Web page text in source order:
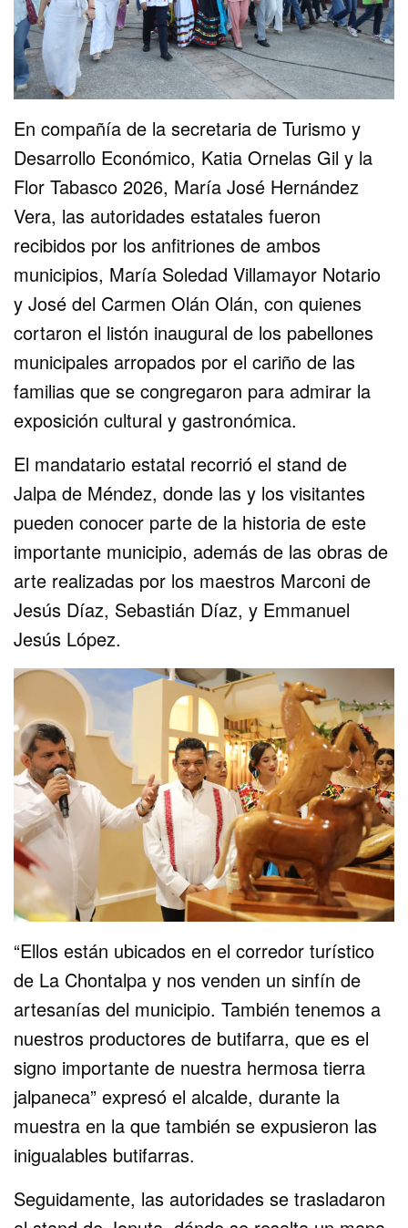
En compañía de la secretaria de Turismo y
Desarrollo Económico, Katia Ornelas Gil y la
Flor Tabasco 2026, María José Hernández
Vera, las autoridades estatales fueron
recibidos por los anfitriones de ambos
municipios, María Soledad Villamayor Notario
y José del Carmen Olán Olán, con quienes
cortaron el listón inaugural de los pabellones
municipales arropados por el cariño de las
familias que se congregaron para admirar la
exposición cultural y gastronómica.
El mandatario estatal recorrió el stand de
Jalpa de Méndez, donde las y los visitantes
pueden conocer parte de la historia de este
importante municipio, además de las obras de
arte realizadas por los maestros Marconi de
Jesús Díaz, Sebastián Díaz, y Emmanuel
Jesús López.
“Ellos están ubicados en el corredor turístico
de La Chontalpa y nos venden un sinfín de
artesanías del municipio. También tenemos a
nuestros productores de butifarra, que es el
signo importante de nuestra hermosa tierra
jalpaneca” expresó el alcalde, durante la
muestra en la que también se expusieron las
inigualables butifarras.
Seguidamente, las autoridades se trasladaron